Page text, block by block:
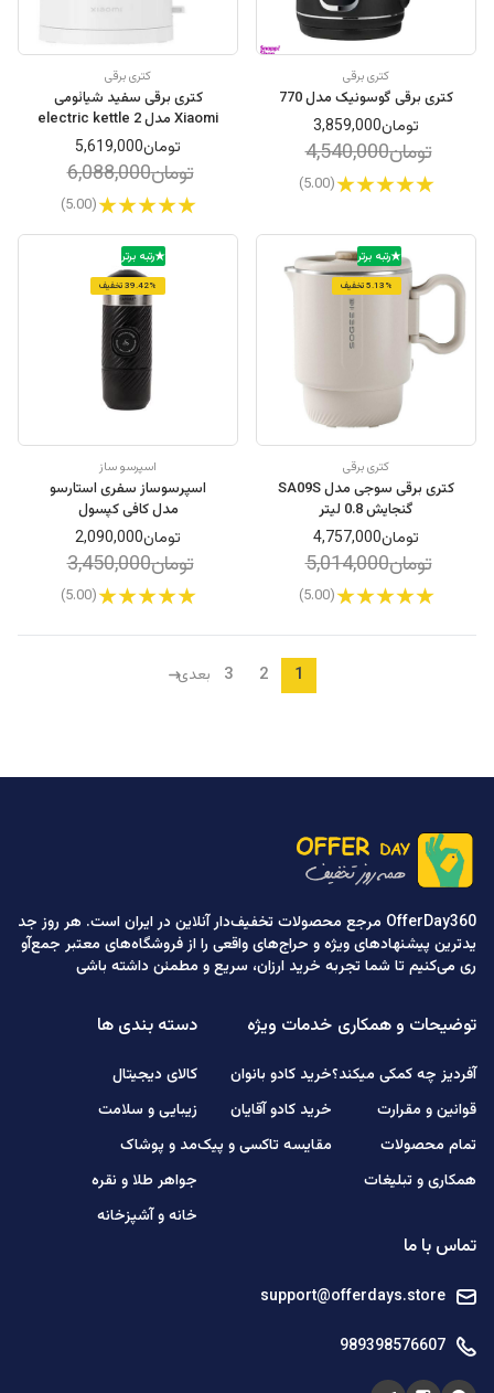
کتری برقی
کتری برقی گوسونیک مدل 770
تومان3,859,000
تومان4,540,000
(5.00)
کتری برقی
کتری برقی سفید شیائومی
Xiaomi مدل electric kettle 2
تومان5,619,000
تومان6,088,000
(5.00)
رتبه برتر
5.13% تخفیف
کتری برقی
کتری برقی سوجی مدل SA09S
گنجایش 0.8 لیتر
تومان4,757,000
تومان5,014,000
(5.00)
رتبه برتر
39.42% تخفیف
اسپرسو ساز
اسپرسوساز سفری استارسو
مدل کافی کپسول
تومان2,090,000
تومان3,450,000
(5.00)
1
2
3 بعدی
OfferDay360 مرجع محصولات تخفیف‌دار آنلاین در ایران است. هر روز جد
یدترین پیشنهادهای ویژه و حراج‌های واقعی را از فروشگاه‌های معتبر جمع‌آو
ری می‌کنیم تا شما تجربه خرید ارزان، سریع و مطمئن داشته باشی
توضیحات و همکاری
آفردیز چه کمکی میکند؟
قوانین و مقرارت
تمام محصولات
همکاری و تبلیغات
خدمات ویژه
خرید کادو بانوان
خرید کادو آقایان
مقایسه تاکسی و پیک
دسته بندی ها
کالای دیجیتال
زیبایی و سلامت
مد و پوشاک
جواهر طلا و نقره
خانه و آشپزخانه
تماس با ما
support@offerdays.store
989398576607